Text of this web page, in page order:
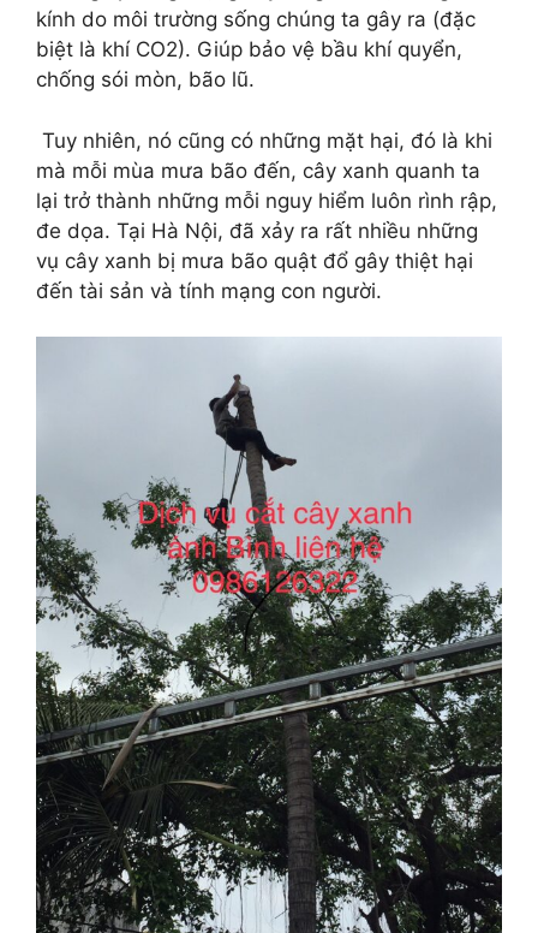
kính do môi trường sống chúng ta gây ra (đặc
biệt là khí CO2). Giúp bảo vệ bầu khí quyển,
chống sói mòn, bão lũ.
Tuy nhiên, nó cũng có những mặt hại, đó là khi
mà mỗi mùa mưa bão đến, cây xanh quanh ta
lại trở thành những mỗi nguy hiểm luôn rình rập,
đe dọa. Tại Hà Nội, đã xảy ra rất nhiều những
vụ cây xanh bị mưa bão quật đổ gây thiệt hại
đến tài sản và tính mạng con người.